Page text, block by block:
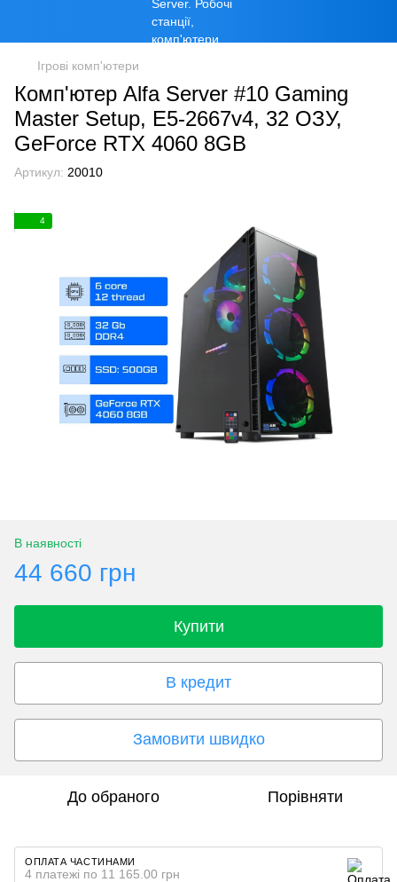
Ігрові комп'ютери
Комп'ютер Alfa Server #10 Gaming
Master Setup, E5-2667v4, 32 ОЗУ,
GeForce RTX 4060 8GB
Артикул: 20010
4
В наявності
44 660 грн
Купити
В кредит
Замовити швидко
До обраного Порівняти
ОПЛАТА ЧАСТИНАМИ
4 платежі по 11 165.00 грн